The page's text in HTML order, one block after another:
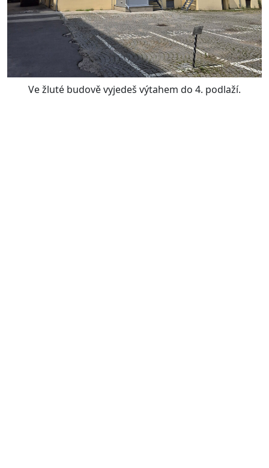
Ve žluté budově vyjedeš výtahem do 4. podlaží.